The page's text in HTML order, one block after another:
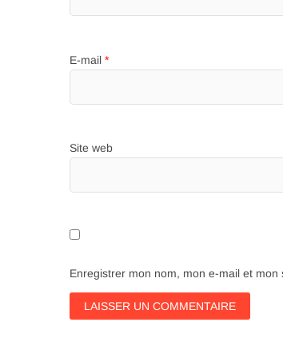
E-mail *
Site web
Enregistrer mon nom, mon e-mail et